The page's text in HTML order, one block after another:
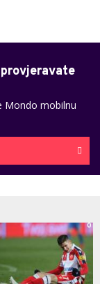
Mondo mobilnu
0